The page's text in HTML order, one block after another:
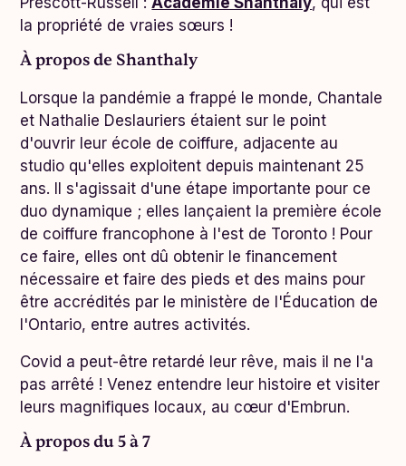
la propriété de vraies sœurs !
À propos de Shanthaly
Lorsque la pandémie a frappé le monde, Chantale
et Nathalie Deslauriers étaient sur le point
d'ouvrir leur école de coiffure, adjacente au
studio qu'elles exploitent depuis maintenant 25
ans. Il s'agissait d'une étape importante pour ce
duo dynamique ; elles lançaient la première école
de coiffure francophone à l'est de Toronto ! Pour
ce faire, elles ont dû obtenir le financement
nécessaire et faire des pieds et des mains pour
être accrédités par le ministère de l'Éducation de
l'Ontario, entre autres activités.
Covid a peut-être retardé leur rêve, mais il ne l'a
pas arrêté ! Venez entendre leur histoire et visiter
leurs magnifiques locaux, au cœur d'Embrun.
À propos du 5 à 7